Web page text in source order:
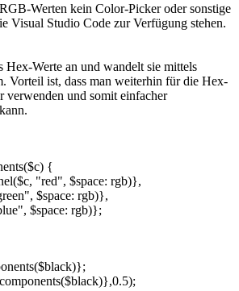
Werten kein Color-Picker oder sonstige
Visual Studio Code zur Verfügung stehen.
Hex-Werte an und wandelt sie mittels
Vorteil ist, dass man weiterhin für die Hex-
verwenden und somit einfacher
{
"red", $space: rgb)},
$space: rgb)},
$space: rgb)};